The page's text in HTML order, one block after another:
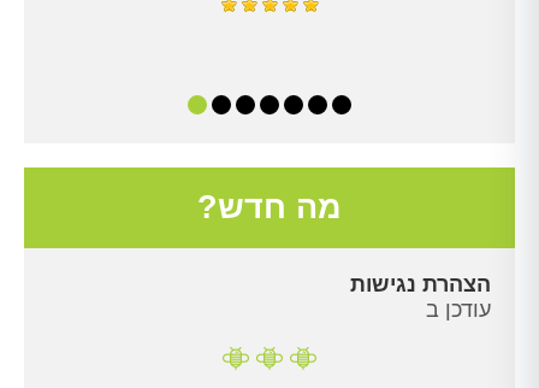
מה חדש?
הצהרת נגישות
עודכן ב